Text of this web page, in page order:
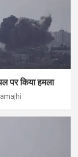
पर किया हमला